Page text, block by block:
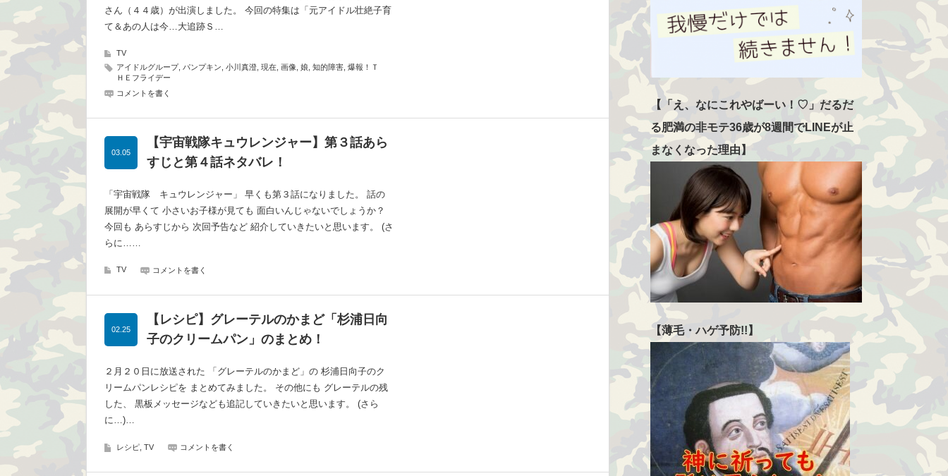
さん（４４歳）が出演しました。 今回の特集は「元アイドル壮絶子育
て＆あの人は今…大追跡Ｓ…
TV
アイドルグループ, パンプキン, 小川真澄, 現在, 画像, 娘, 知的障害, 爆報！Ｔ
ＨＥフライデー
コメントを書く
【宇宙戦隊キュウレンジャー】第３話あら
すじと第４話ネタバレ！
03.05
「宇宙戦隊 キュウレンジャー」 早くも第３話になりました。 話の
展開が早くて 小さいお子様が見ても 面白いんじゃないでしょうか？
今回も あらすじから 次回予告など 紹介していきたいと思います。 (さ
らに……
TV コメントを書く
【レシピ】グレーテルのかまど「杉浦日向
子のクリームパン」のまとめ！
02.25
２月２０日に放送された 「グレーテルのかまど」の 杉浦日向子のク
リームパンレシピを まとめてみました。 その他にも グレーテルの残
した、 黒板メッセージなども追記していきたいと思います。 (さら
に…)…
レシピ, TV コメントを書く
【「え、なにこれやばーい！♡」だるだ
る肥満の非モテ36歳が8週間でLINEが止
まなくなった理由】
【薄毛・ハゲ予防!!】